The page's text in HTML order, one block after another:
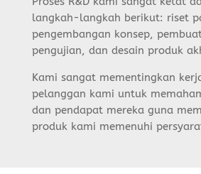
langkah-langkah berikut: riset
pengembangan konsep,
pengujian, dan desain produk
Kami sangat mementingkan
pelanggan kami untuk
dan pendapat mereka guna
produk kami memenuhi